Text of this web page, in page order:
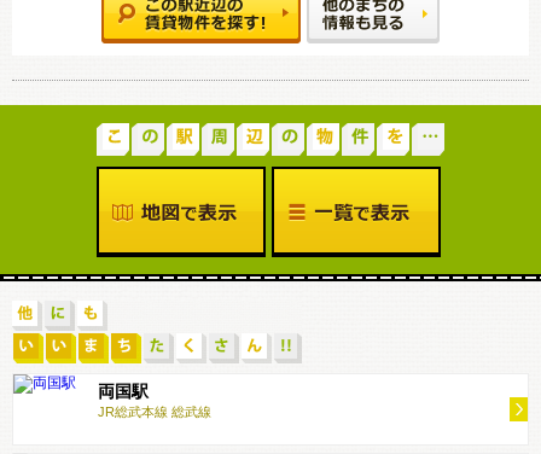
両国駅
JR総武本線 総武線